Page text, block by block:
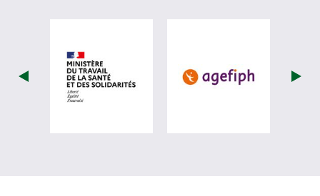
visiter les site de Ministère du travail
visiter les